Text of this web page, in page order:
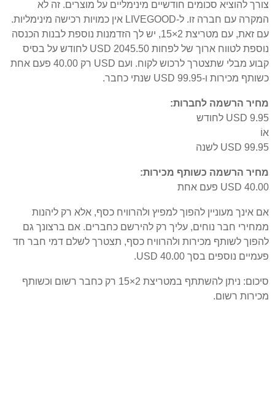
צורך להוציא סכומים חודשיים מינימליים על מוצרים. זה לא
המקרה עם חברה זו. ל-LIVEGOOD אין כמויות רכישה מינימליות.
עם זאת, עם מטריצת 2×15, יש לך הזדמנות נוספת לבנות הכנסה
נוספת לטווח ארוך של לפחות 2045.50 USD לחודש על בסיס
קבוע מבלי שתצטרך לרכוש לקוח. ועם USD רק 40.00 פעם אחת
כשותף מכירות ו-USD 99.95 שנתי כחבר.
מחיר הרשמה לחברות:
USD 9.95 לחודש
אוֹ
USD 99.95 לשנה
מחיר הרשמה כשותף מכירות:
USD 40.00 פעם אחת
אם אינך מעוניין להפוך למפיץ ולהרוויח כסף, אלא רק ליהנות
ממחירי חבר נוחים, עליך רק להירשם כחברים. אם ברצונך גם
להפוך לשותף מכירות ולהרוויח כסף, תצטרך לשלם דמי חבר חד
פעמיים נוספים בסך USD 40.00.
סיכום: ניתן להשתתף במטריצת 2×15 רק כחבר רשום וכשותף
מכירות רשום.